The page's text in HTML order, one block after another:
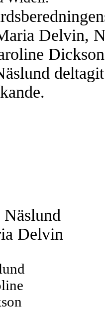
Delvin,
Delvin